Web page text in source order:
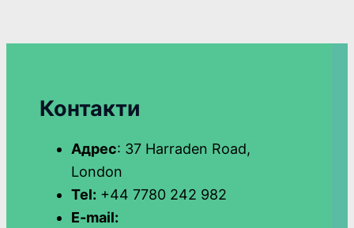
Контакти
Адрес: 37 Harraden Road,
London
Tel: +44 7780 242 982
E-mail: